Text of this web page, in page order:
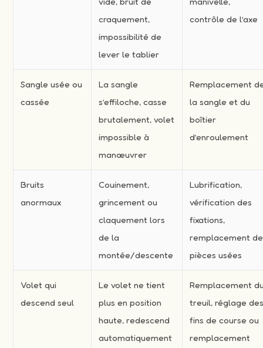
craquement,
impossibilité de
lever le tablier
contrôle de l’axe
Sangle usée ou
cassée
La sangle
s’effiloche, casse
brutalement, volet
impossible à
manœuvrer
Remplacement
la sangle et du
boîtier
d’enroulement
Bruits
anormaux
Couinement,
grincement ou
claquement lors
de la
montée/descente
Lubrification,
vérification des
fixations,
remplacement de
pièces usées
Volet qui
descend seul
Le volet ne tient
plus en position
haute, redescend
automatiquement
Remplacement
treuil, réglage
fins de course ou
remplacement